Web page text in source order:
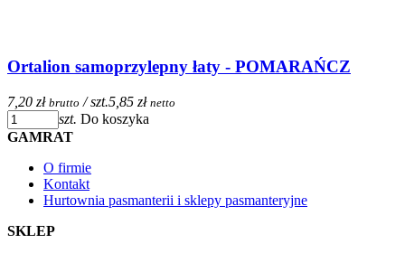
Ortalion samoprzylepny łaty - POMARAŃCZ
7,20 zł brutto / szt.5,85 zł netto
szt. Do koszyka
GAMRAT
O firmie
Kontakt
Hurtownia pasmanterii i sklepy pasmanteryjne
SKLEP